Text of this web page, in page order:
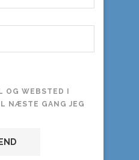
OG WEBSTED I
NÆSTE GANG JEG